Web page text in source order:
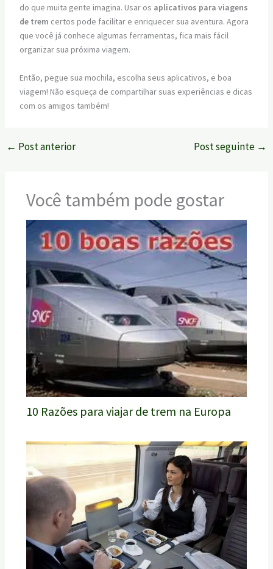
do que muita gente imagina. Usar os aplicativos para viagens
de trem certos pode facilitar e enriquecer sua aventura. Agora
que você já conhece algumas ferramentas, fica mais fácil
organizar sua próxima viagem.
Então, pegue sua mochila, escolha seus aplicativos, e boa
viagem! Não esqueça de compartilhar suas experiências e dicas
com os amigos também!
← Post anterior Post seguinte →
Você também pode gostar
10 Razões para viajar de trem na Europa